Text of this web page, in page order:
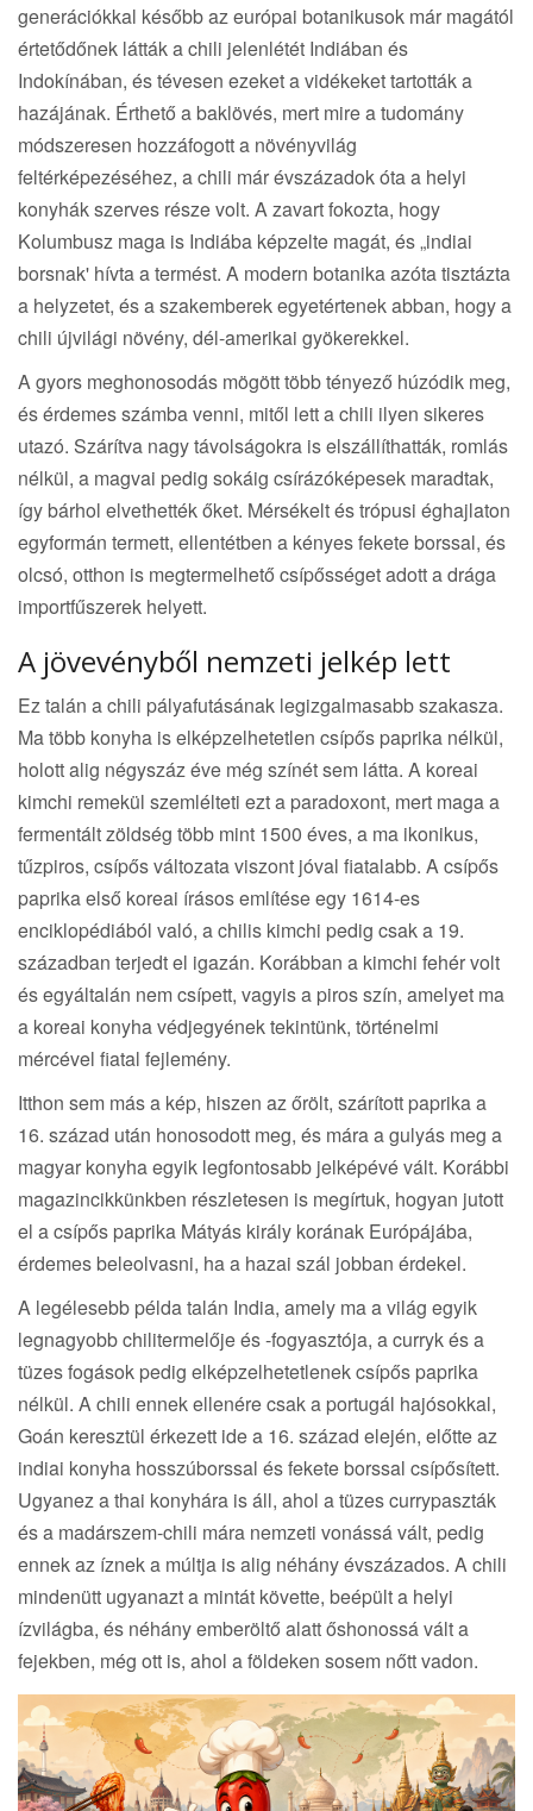
generációkkal később az európai botanikusok már magától
értetődőnek látták a chili jelenlétét Indiában és
Indokínában, és tévesen ezeket a vidékeket tartották a
hazájának. Érthető a baklövés, mert mire a tudomány
módszeresen hozzáfogott a növényvilág
feltérképezéséhez, a chili már évszázadok óta a helyi
konyhák szerves része volt. A zavart fokozta, hogy
Kolumbusz maga is Indiába képzelte magát, és „indiai
borsnak' hívta a termést. A modern botanika azóta tisztázta
a helyzetet, és a szakemberek egyetértenek abban, hogy a
chili újvilági növény, dél-amerikai gyökerekkel.
A gyors meghonosodás mögött több tényező húzódik meg,
és érdemes számba venni, mitől lett a chili ilyen sikeres
utazó. Szárítva nagy távolságokra is elszállíthatták, romlás
nélkül, a magvai pedig sokáig csírázóképesek maradtak,
így bárhol elvethették őket. Mérsékelt és trópusi éghajlaton
egyformán termett, ellentétben a kényes fekete borssal, és
olcsó, otthon is megtermelhető csípősséget adott a drága
importfűszerek helyett.
A jövevényből nemzeti jelkép lett
Ez talán a chili pályafutásának legizgalmasabb szakasza.
Ma több konyha is elképzelhetetlen csípős paprika nélkül,
holott alig négyszáz éve még színét sem látta. A koreai
kimchi remekül szemlélteti ezt a paradoxont, mert maga a
fermentált zöldség több mint 1500 éves, a ma ikonikus,
tűzpiros, csípős változata viszont jóval fiatalabb. A csípős
paprika első koreai írásos említése egy 1614-es
enciklopédiából való, a chilis kimchi pedig csak a 19.
században terjedt el igazán. Korábban a kimchi fehér volt
és egyáltalán nem csípett, vagyis a piros szín, amelyet ma
a koreai konyha védjegyének tekintünk, történelmi
mércével fiatal fejlemény.
Itthon sem más a kép, hiszen az őrölt, szárított paprika a
16. század után honosodott meg, és mára a gulyás meg a
magyar konyha egyik legfontosabb jelképévé vált. Korábbi
magazincikkünkben részletesen is megírtuk, hogyan jutott
el a csípős paprika Mátyás király korának Európájába,
érdemes beleolvasni, ha a hazai szál jobban érdekel.
A legélesebb példa talán India, amely ma a világ egyik
legnagyobb chilitermelője és -fogyasztója, a curryk és a
tüzes fogások pedig elképzelhetetlenek csípős paprika
nélkül. A chili ennek ellenére csak a portugál hajósokkal,
Goán keresztül érkezett ide a 16. század elején, előtte az
indiai konyha hosszúborssal és fekete borssal csípősített.
Ugyanez a thai konyhára is áll, ahol a tüzes currypaszták
és a madárszem-chili mára nemzeti vonássá vált, pedig
ennek az íznek a múltja is alig néhány évszázados. A chili
mindenütt ugyanazt a mintát követte, beépült a helyi
ízvilágba, és néhány emberöltő alatt őshonossá vált a
fejekben, még ott is, ahol a földeken sosem nőtt vadon.